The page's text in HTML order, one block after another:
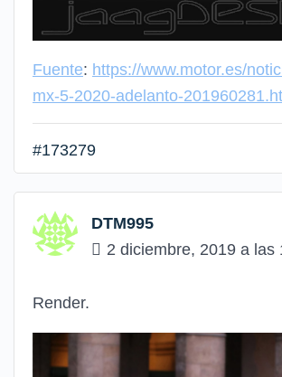
Fuente: https://www.motor.es/
mx-5-2020-adelanto-
#173279
DTM995
2 diciembre, 2019 a las
Render.